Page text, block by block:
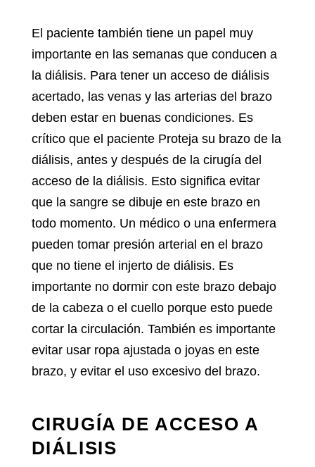
El paciente también tiene un papel muy
importante en las semanas que conducen a
la diálisis. Para tener un acceso de diálisis
acertado, las venas y las arterias del brazo
deben estar en buenas condiciones. Es
crítico que el paciente Proteja su brazo de la
diálisis, antes y después de la cirugía del
acceso de la diálisis. Esto significa evitar
que la sangre se dibuje en este brazo en
todo momento. Un médico o una enfermera
pueden tomar presión arterial en el brazo
que no tiene el injerto de diálisis. Es
importante no dormir con este brazo debajo
de la cabeza o el cuello porque esto puede
cortar la circulación. También es importante
evitar usar ropa ajustada o joyas en este
brazo, y evitar el uso excesivo del brazo.
CIRUGÍA DE ACCESO A
DIÁLISIS